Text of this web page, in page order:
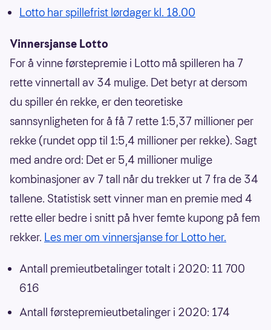
Lotto har spillefrist lørdager kl. 18.00
Vinnersjanse Lotto
For å vinne førstepremie i Lotto må spilleren ha 7
rette vinnertall av 34 mulige. Det betyr at dersom
du spiller én rekke, er den teoretiske
sannsynligheten for å få 7 rette 1:5,37 millioner per
rekke (rundet opp til 1:5,4 millioner per rekke). Sagt
med andre ord: Det er 5,4 millioner mulige
kombinasjoner av 7 tall når du trekker ut 7 fra de 34
tallene. Statistisk sett vinner man en premie med 4
rette eller bedre i snitt på hver femte kupong på fem
rekker. Les mer om vinnersjanse for Lotto her.
Antall premieutbetalinger totalt i 2020: 11 700
616
Antall førstepremieutbetalinger i 2020: 174